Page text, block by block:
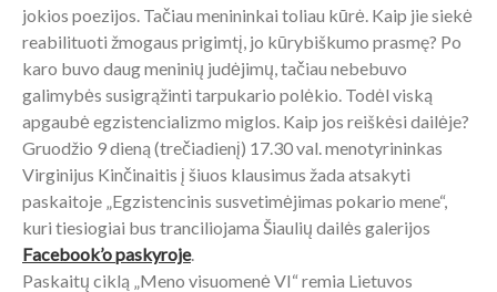
jokios poezijos. Tačiau menininkai toliau kūrė. Kaip jie siekė
reabilituoti žmogaus prigimtį, jo kūrybiškumo prasmę? Po
karo buvo daug meninių judėjimų, tačiau nebebuvo
galimybės susigrąžinti tarpukario polėkio. Todėl viską
apgaubė egzistencializmo miglos. Kaip jos reiškėsi dailėje?
Gruodžio 9 dieną (trečiadienį) 17.30 val. menotyrininkas
Virginijus Kinčinaitis į šiuos klausimus žada atsakyti
paskaitoje „Egzistencinis susvetimėjimas pokario mene“,
kuri tiesiogiai bus tranciliojama Šiaulių dailės galerijos
Facebook’o paskyroje.
Paskaitų ciklą „Meno visuomenė VI“ remia Lietuvos